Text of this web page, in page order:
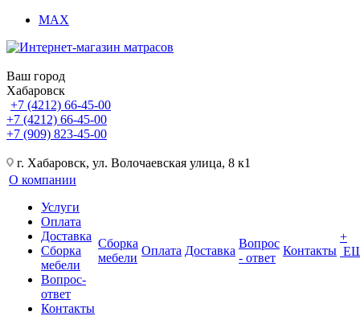
MAX
Ваш город
Хабаровск
+7 (4212) 66-45-00
+7 (4212) 66-45-00
+7 (909) 823-45-00
г. Хабаровск, ул. Волочаевская улица, 8 к1
О компании
Услуги
Оплата
Доставка
Сборка
мебели
Вопрос-
ответ
Контакты
Сборка
мебели
Оплата Доставка
Вопрос
- ответ
Контакты
+